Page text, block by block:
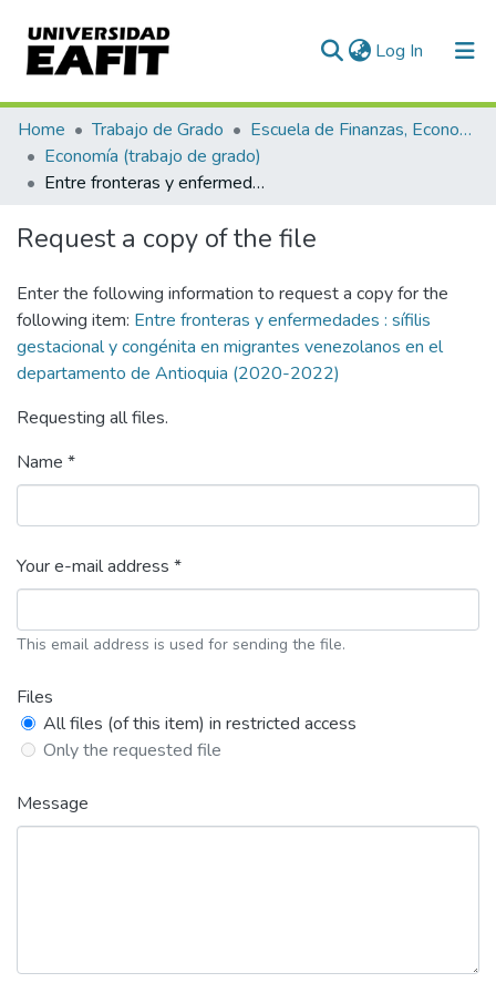
Log In (current)
Communities & Collections
All of DSpace
Home Trabajo de Grado
Escuela de Finanzas, Economía y Gobierno
Economía (trabajo de grado)
Entre fronteras y enfermedades : sífilis gestacional y congénita en migrantes venezolanos en el departamento de Antioquia (2020-2022)
Request a copy of the file
Enter the following information to request a copy for the
following item: Entre fronteras y enfermedades : sífilis
gestacional y congénita en migrantes venezolanos en el
departamento de Antioquia (2020-2022)
Requesting all files.
Name *
Your e-mail address *
This email address is used for sending the file.
Files
All files (of this item) in restricted access
Only the requested file
Message